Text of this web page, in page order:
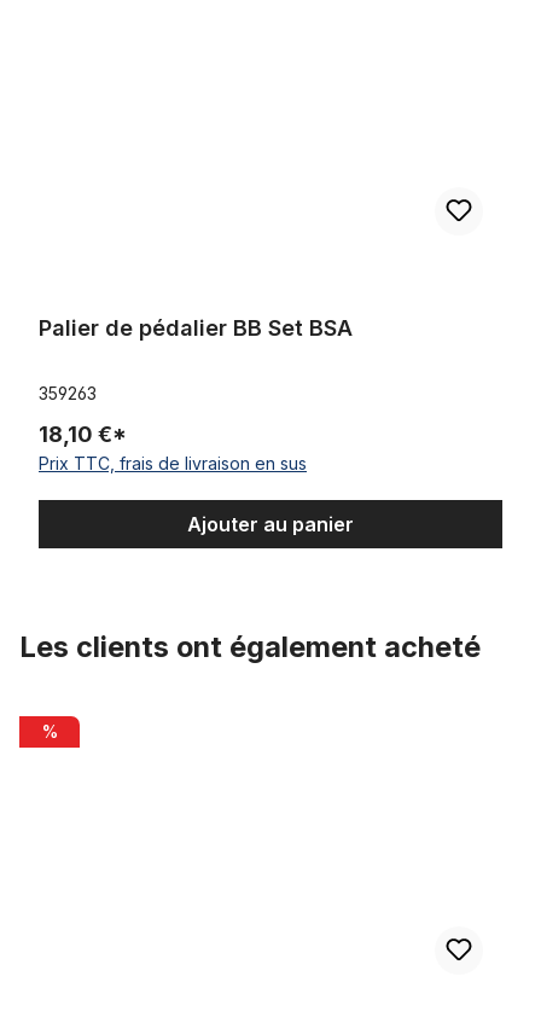
Palier de pédalier BB Set BSA
359263
18,10 €*
Prix TTC, frais de livraison en sus
Ajouter au panier
Les clients ont également acheté
levier de vitesses bâton pour Shimano 3 vitesses
%